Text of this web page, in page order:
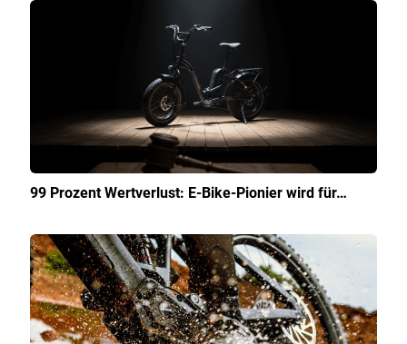
99 Prozent Wertverlust: E-Bike-Pionier wird für…